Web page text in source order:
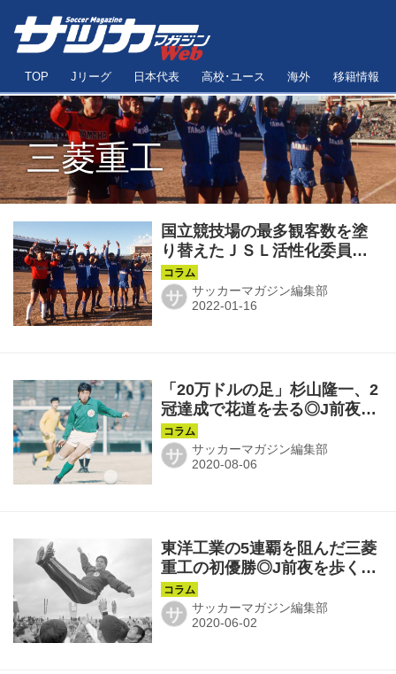
TOP Jリーグ 日本代表 高校･ユース 海外 移籍情報
三菱重工
国立競技場の最多観客数を塗
り替えたＪＳＬ活性化委員会
の『動員大作戦』◎J前夜を歩
く第39回
サ サッカーマガジン編集部
「20万ドルの足」杉山隆一、2
冠達成で花道を去る◎J前夜を
歩く第24回
サ サッカーマガジン編集部
東洋工業の5連覇を阻んだ三菱
重工の初優勝◎J前夜を歩く第
18回
サ サッカーマガジン編集部